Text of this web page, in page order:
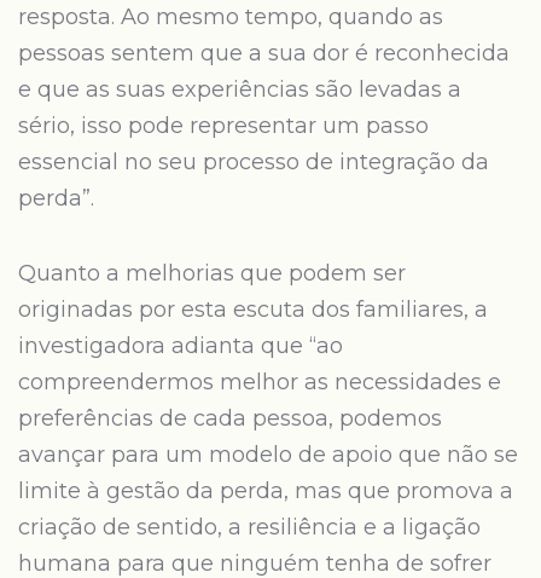
resposta. Ao mesmo tempo, quando as
pessoas sentem que a sua dor é reconhecida
e que as suas experiências são levadas a
sério, isso pode representar um passo
essencial no seu processo de integração da
perda”.
Quanto a melhorias que podem ser
originadas por esta escuta dos familiares, a
investigadora adianta que “ao
compreendermos melhor as necessidades e
preferências de cada pessoa, podemos
avançar para um modelo de apoio que não se
limite à gestão da perda, mas que promova a
criação de sentido, a resiliência e a ligação
humana para que ninguém tenha de sofrer